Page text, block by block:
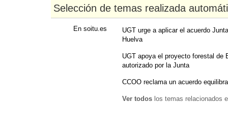
Selección de temas realizada
En soitu.es
UGT urge a aplicar el acuerdo
Huelva
UGT apoya el proyecto forestal de
autorizado por la Junta
CCOO reclama un acuerdo
Ver todos los temas relacionados